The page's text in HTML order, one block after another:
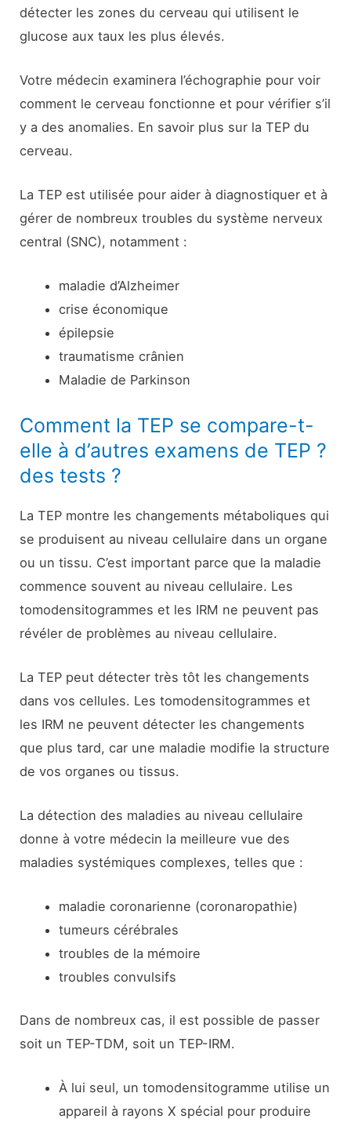
détecter les zones du cerveau qui utilisent le
glucose aux taux les plus élevés.
Votre médecin examinera l’échographie pour voir
comment le cerveau fonctionne et pour vérifier s’il
y a des anomalies. En savoir plus sur la TEP du
cerveau.
La TEP est utilisée pour aider à diagnostiquer et à
gérer de nombreux troubles du système nerveux
central (SNC), notamment :
maladie d’Alzheimer
crise économique
épilepsie
traumatisme crânien
Maladie de Parkinson
Comment la TEP se compare-t-
elle à d’autres examens de TEP ?
des tests ?
La TEP montre les changements métaboliques qui
se produisent au niveau cellulaire dans un organe
ou un tissu. C’est important parce que la maladie
commence souvent au niveau cellulaire. Les
tomodensitogrammes et les IRM ne peuvent pas
révéler de problèmes au niveau cellulaire.
La TEP peut détecter très tôt les changements
dans vos cellules. Les tomodensitogrammes et
les IRM ne peuvent détecter les changements
que plus tard, car une maladie modifie la structure
de vos organes ou tissus.
La détection des maladies au niveau cellulaire
donne à votre médecin la meilleure vue des
maladies systémiques complexes, telles que :
maladie coronarienne (coronaropathie)
tumeurs cérébrales
troubles de la mémoire
troubles convulsifs
Dans de nombreux cas, il est possible de passer
soit un TEP-TDM, soit un TEP-IRM.
À lui seul, un tomodensitogramme utilise un
appareil à rayons X spécial pour produire